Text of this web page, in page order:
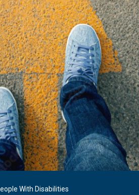
With Disabilities